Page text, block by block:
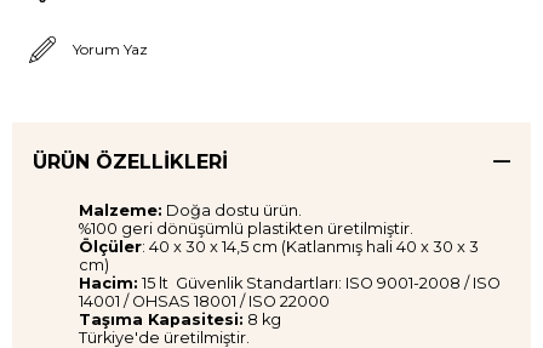
Yorum Yaz
ÜRÜN ÖZELLIKLERI
Malzeme: Doğa dostu ürün.
%100 geri dönüşümlü plastikten üretilmiştir.
Ölçüler: 40 x 30 x 14,5 cm (Katlanmış hali 40 x 30 x 3
cm)
Hacim: 15 lt Güvenlik Standartları: ISO 9001-2008 / ISO
14001 / OHSAS 18001 / ISO 22000
Taşıma Kapasitesi: 8 kg
Türkiye'de üretilmiştir.